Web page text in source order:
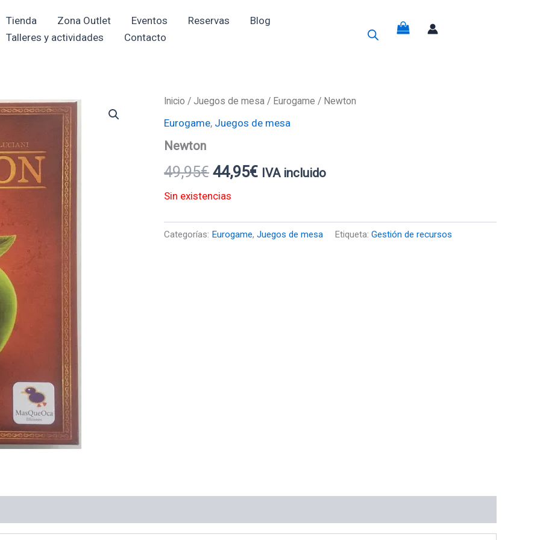
Tienda Zona Outlet Eventos Reservas
Blog
Talleres y actividades
Contacto
Inicio / Juegos de mesa / Eurogame / Newton
Eurogame, Juegos de mesa
Newton
49,95€
El
precio
era:
44,95€
El
precio
es:
IVA incluido
Sin existencias
Categorías: Eurogame, Juegos de mesa Etiqueta: Gestión de recursos